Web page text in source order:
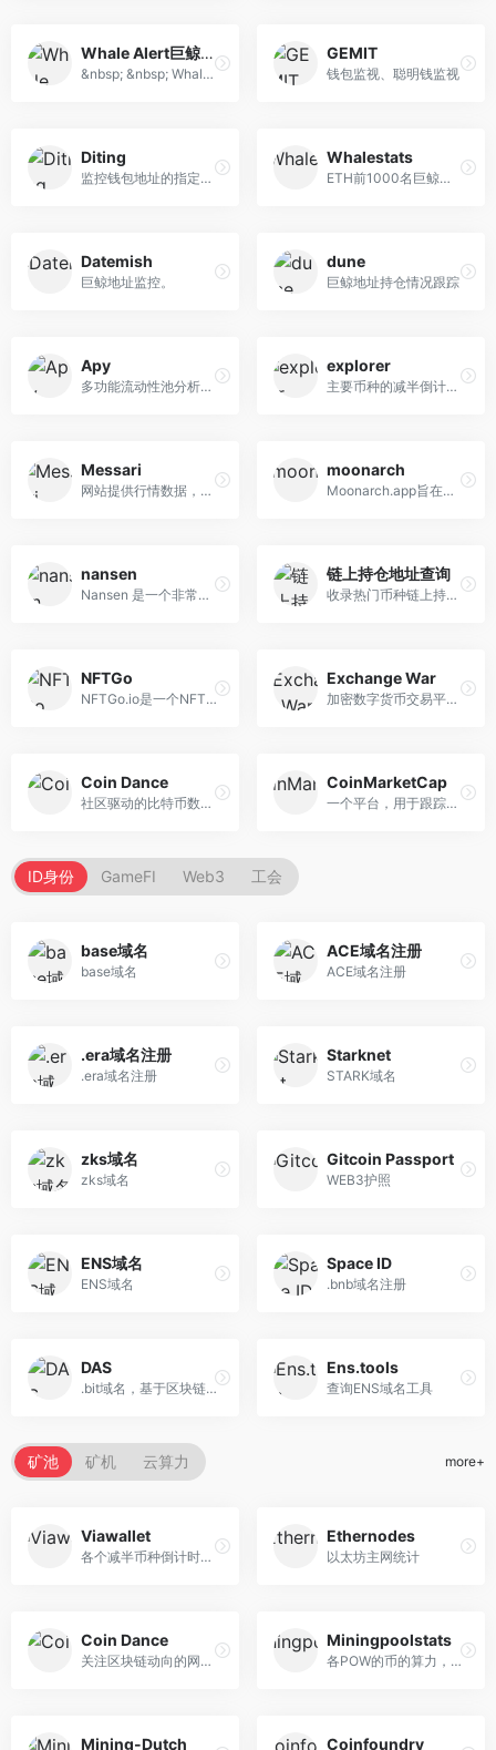
Whale Alert巨鲸警报
&nbsp; &nbsp; Whale Alert...
GEMIT
钱包监视、聪明钱监视
Diting
监控钱包地址的指定币种的变...
Whalestats
ETH前1000名巨鲸地址追踪及资...
Datemish
巨鲸地址监控。
dune
巨鲸地址持仓情况跟踪
Apy
多功能流动性池分析和收益率...
explorer
主要币种的减半倒计时 未处理...
Messari
网站提供行情数据，但是其独...
moonarch
Moonarch.app旨在通过提供原...
nansen
Nansen 是一个非常优秀的区块...
链上持仓地址查询
收录热门币种链上持仓地址数据
NFTGo
NFTGo.io是一个NFT数据聚合平...
Exchange War
加密数字货币交易平台的排行...
Coin Dance
社区驱动的比特币数据统计和...
CoinMarketCap
一个平台，用于跟踪不同加密...
ID身份 GameFI Web3 工会
base域名
base域名
ACE域名注册
ACE域名注册
.era域名注册
.era域名注册
Starknet
STARK域名
zks域名
zks域名
Gitcoin Passport
WEB3护照
ENS域名
ENS域名
Space ID
.bnb域名注册
DAS
.bit域名，基于区块链、分散...
Ens.tools
查询ENS域名工具
矿池 矿机 云算力 more+
Viawallet
各个减半币种倒计时统计
Ethernodes
以太坊主网统计
Coin Dance
关注区块链动向的网站有很多...
Miningpoolstats
各POW的币的算力，矿池，活动...
Mining-Dutch Coinfoundry